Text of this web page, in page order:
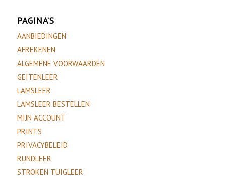
PAGINA’S
AANBIEDINGEN
AFREKENEN
ALGEMENE VOORWAARDEN
GEITENLEER
LAMSLEER
LAMSLEER BESTELLEN
MIJN ACCOUNT
PRINTS
PRIVACYBELEID
RUNDLEER
STROKEN TUIGLEER